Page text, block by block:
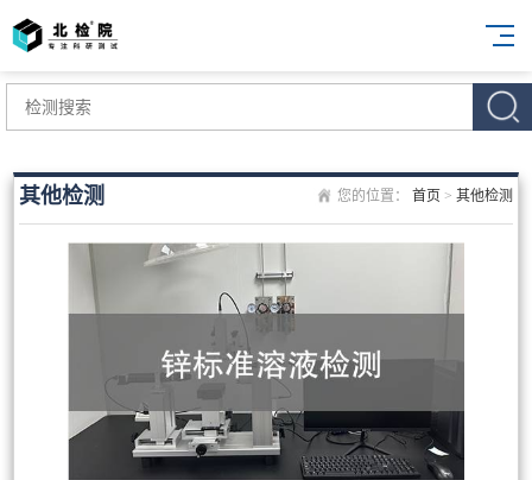
您的位置： 首页 > 其他检测
其他检测